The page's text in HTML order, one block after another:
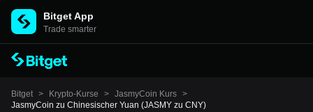
Bitget App
Trade smarter
Bitget > Krypto-Kurse > JasmyCoin Kurs >
JasmyCoin zu Chinesischer Yuan (JASMY zu CNY)